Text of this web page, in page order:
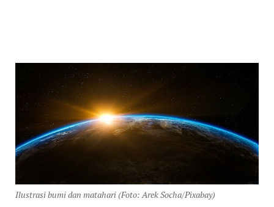
Ilustrasi bumi dan matahari (Foto: Arek Socha/Pixabay)